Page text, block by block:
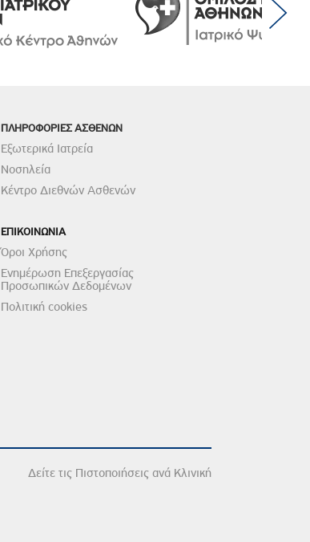
ΠΛΗΡΟΦΟΡΙΕΣ ΑΣΘΕΝΩΝ
Εξωτερικά Ιατρεία
Νοσηλεία
Κέντρο Διεθνών Ασθενών
ΕΠΙΚΟΙΝΩΝΙΑ
Όροι Χρήσης
Ενημέρωση Επεξεργασίας
Προσωπικών Δεδομένων
Πολιτική cookies
Δείτε τις Πιστοποιήσεις ανά Κλινική